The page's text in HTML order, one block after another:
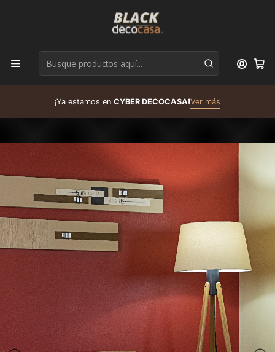
¡Ya estamos en CYBER DECOCASA!Ver más